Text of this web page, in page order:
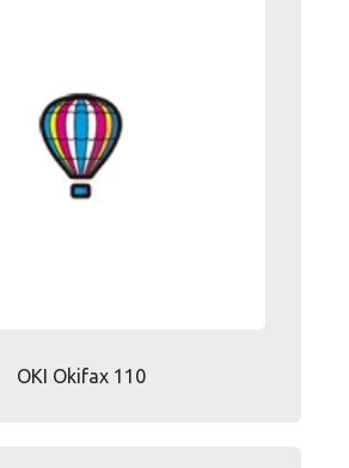
OKI Okifax 110